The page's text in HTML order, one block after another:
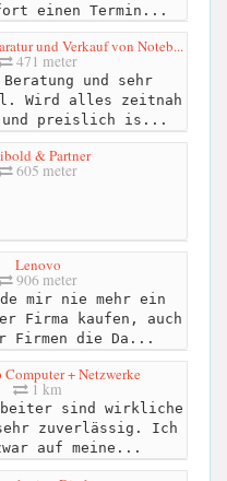
einen Termin...
und Verkauf von Noteb...
471 meter
und sehr
Wird alles zeitnah
und preislich is...
& Partner
605 meter
Lenovo
906 meter
mir nie mehr ein
Firma kaufen, auch
Firmen die Da...
+ Netzwerke
1 km
sind wirkliche
zuverlässig. Ich
auf meine...